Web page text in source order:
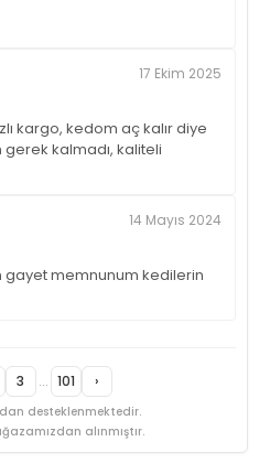
17 Ekim 2025
kargo, kedom aç kalır diye
kalmadı, kaliteli
14 Mayıs 2024
gayet memnunum kedilerin
desteklenmektedir.
3 ... 101 ›
alınmıştır.